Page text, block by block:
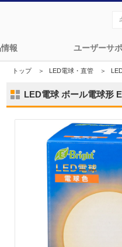
報 ユーザーサ
トップ＞ LED電球・直管 ＞
LED電球 ボール電球形